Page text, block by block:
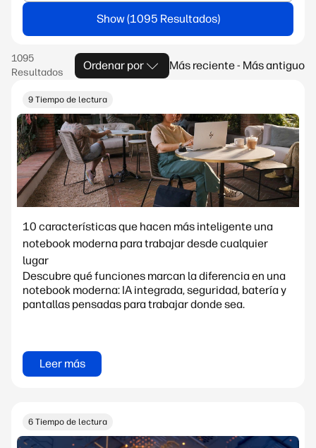
Show
Ordenar por Más reciente - Más antiguo
9 Tiempo de lectura
10 características que hacen más inteligente una
notebook moderna para trabajar desde cualquier
lugar
Descubre qué funciones marcan la diferencia en una
notebook moderna: IA integrada, seguridad, batería y
pantallas pensadas para trabajar donde sea.
Leer más
6 Tiempo de lectura